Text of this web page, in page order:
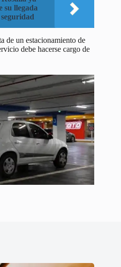
su llegada
de un estacionamiento de
debe hacerse cargo de